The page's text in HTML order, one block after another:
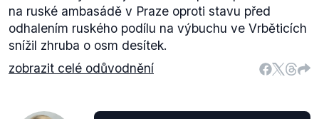
na ruské ambasádě v Praze oproti stavu před
odhalením ruského podílu na výbuchu ve Vrběticích
snížil zhruba o osm desítek.
zobrazit celé odůvodnění